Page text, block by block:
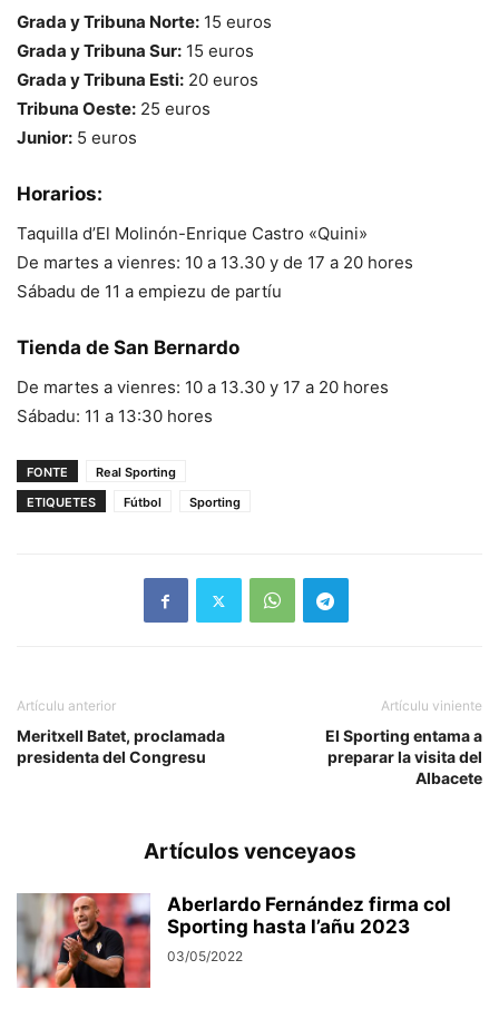
Grada y Tribuna Norte: 15 euros
Grada y Tribuna Sur: 15 euros
Grada y Tribuna Esti: 20 euros
Tribuna Oeste: 25 euros
Junior: 5 euros
Horarios:
Taquilla d’El Molinón-Enrique Castro «Quini»
De martes a vienres: 10 a 13.30 y de 17 a 20 hores
Sábadu de 11 a empiezu de partíu
Tienda de San Bernardo
De martes a vienres: 10 a 13.30 y 17 a 20 hores
Sábadu: 11 a 13:30 hores
FONTE
Real Sporting
ETIQUETES
Fútbol Sporting
Artículu anterior
Meritxell Batet, proclamada
presidenta del Congresu
Artículu viniente
El Sporting entama a
preparar la visita del
Albacete
Artículos venceyaos
Aberlardo Fernández firma col
Sporting hasta l’añu 2023
03/05/2022